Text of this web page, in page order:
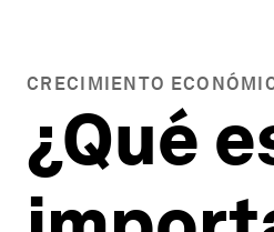
CRECIMIENTO
¿Qué